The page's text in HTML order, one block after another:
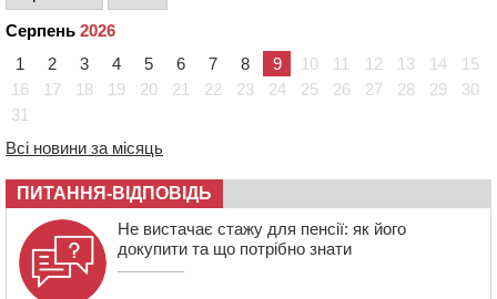
ціною
16:40
У Черкасах провели в останню путь двох
16:07
Черкасах відкрили спортивно-реабілітаційний центр
15:05 На Звенигородщині, попри заборону міськради,
проведуть “Ше.Fest”
14:31 У Каневі аномальна спека призвела до перебоїв у
роботі електромереж та комунальних служб
Серпень 2026
1
2 3 4 5 6 7 8 9 10 11 12 13 14
15
16
17 18 19 20 21 22 23 24 25 26 27 28 29
30
31
Всі новини за місяць
ПИТАННЯ-ВІДПОВІДЬ
Не вистачає стажу для пенсії: як його
докупити та що потрібно знати